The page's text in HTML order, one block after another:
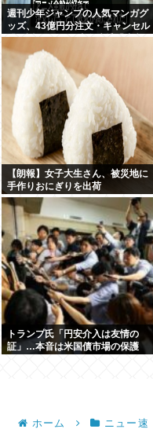
週刊少年ジャンプの人気マンガグ
ッズ、43億円分注文・キャンセル
繰り返したか 32歳女逮捕「注文し
たことで欲求が満たされた」
【朗報】女子大生さん、被災地に
手作りおにぎりを出荷
トランプ氏「円安介入は友情の
証」…本音は米国債市場の保護
ホーム ニュー速